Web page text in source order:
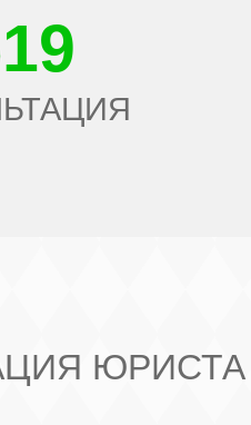
ЮРИСТА